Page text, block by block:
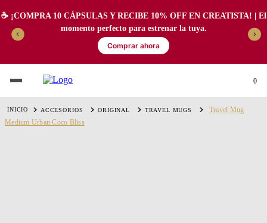
☕️ ¡COMPRA 10 CÁPSULAS Y RECIBE 10% OFF EN CREATISTA! | El
momento perfecto para estrenar la tuya.
Comprar ahora
0
ACCESORIOS ORIGINAL TRAVEL MUGS
Travel Mug
Medium Urban Coco Bliss